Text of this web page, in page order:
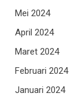
Mei 2024
April 2024
Maret 2024
Februari 2024
Januari 2024